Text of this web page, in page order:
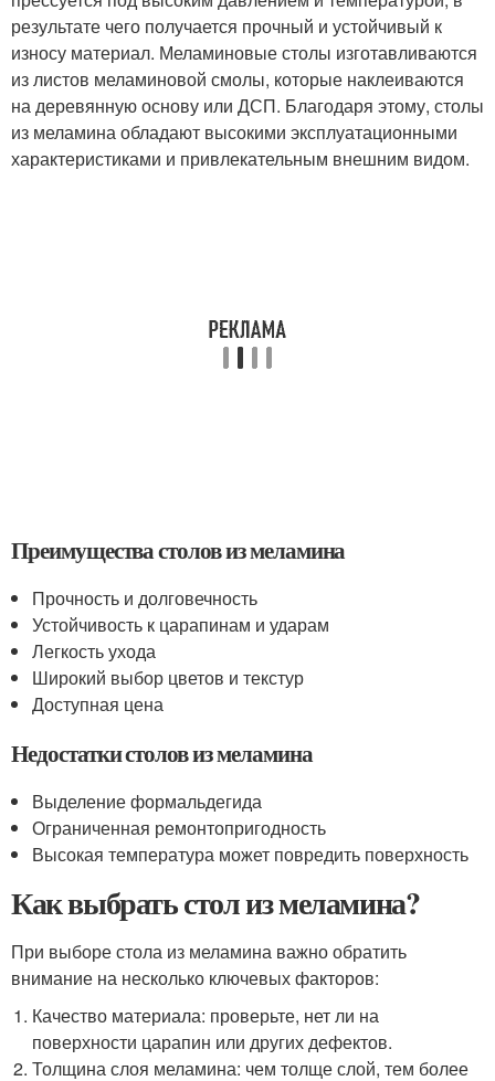
результате чего получается прочный и устойчивый к
износу материал. Меламиновые столы изготавливаются
из листов меламиновой смолы, которые наклеиваются
на деревянную основу или ДСП. Благодаря этому, столы
из меламина обладают высокими эксплуатационными
характеристиками и привлекательным внешним видом.
Преимущества столов из меламина
Прочность и долговечность
Устойчивость к царапинам и ударам
Легкость ухода
Широкий выбор цветов и текстур
Доступная цена
Недостатки столов из меламина
Выделение формальдегида
Ограниченная ремонтопригодность
Высокая температура может повредить поверхность
Как выбрать стол из меламина?
При выборе стола из меламина важно обратить
внимание на несколько ключевых факторов:
Качество материала: проверьте, нет ли на
поверхности царапин или других дефектов.
Толщина слоя меламина: чем толще слой, тем более